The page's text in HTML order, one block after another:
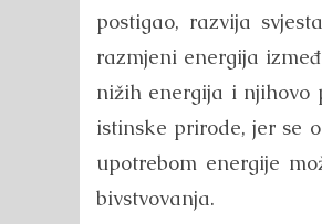
postigao, razvija
razmjeni energija
nižih energija i njihovo
istinske prirode, jer se
upotrebom energije
bivstvovanja.